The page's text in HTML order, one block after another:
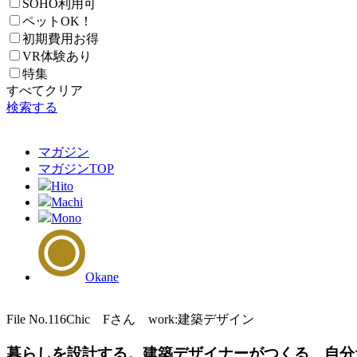
SOHO利用可
ペットOK！
初期費用お得
VR体験あり
特集
すべてクリア
検索する
マガジン
マガジンTOP
Hito
Machi
Mono
Okane
File No.116Chic Fさん work:建築デザイン
暮らしを設計する。建築デザイナーがつくる、自